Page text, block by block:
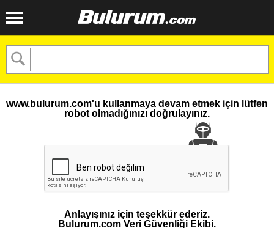
www.bulurum.com'u kullanmaya devam etmek için lütfen
robot olmadığınızı doğrulayınız.
Anlayışınız için teşekkür ederiz.
Bulurum.com Veri Güvenliği Ekibi.